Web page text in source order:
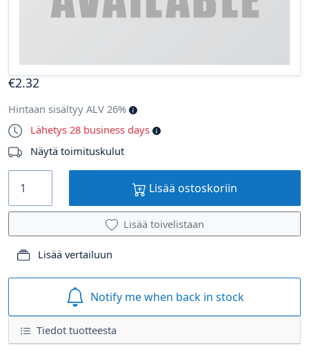
Tiedot tuotteesta
€2.32
Hintaan sisältyy ALV 26%
Lähetys 28 business days
Näytä toimituskulut
Lisää ostoskoriin
Lisää toivelistaan
Lisää vertailuun
Notify me when back in stock